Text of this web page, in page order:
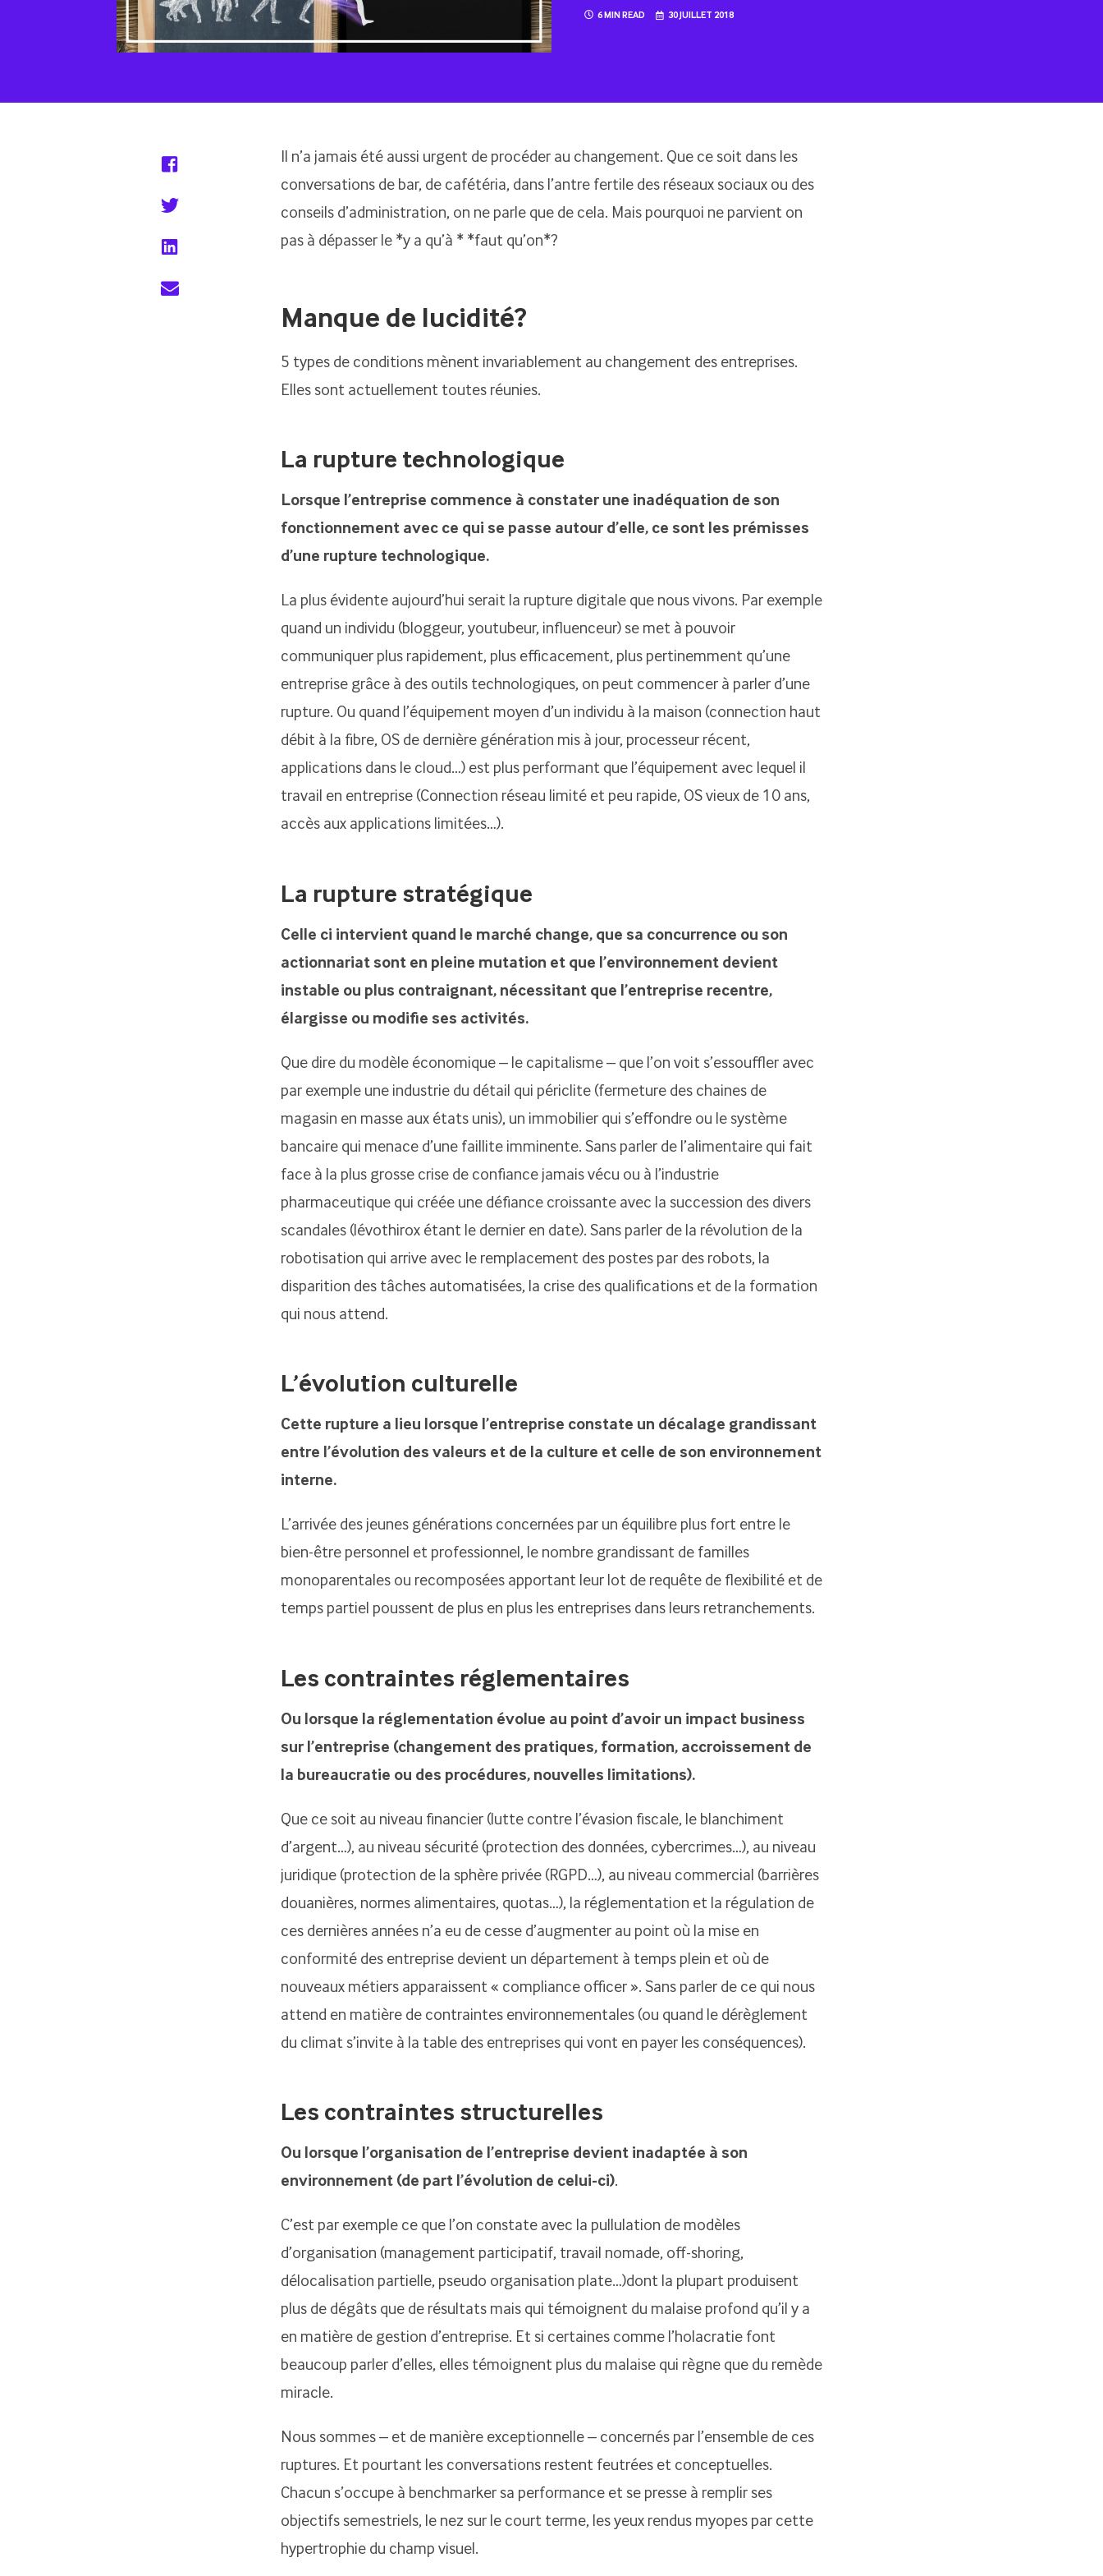
6 MIN READ 30 JUILLET 2018
Il n’a jamais été aussi urgent de procéder au changement. Que ce soit dans les
conversations de bar, de cafétéria, dans l’antre fertile des réseaux sociaux ou des
conseils d’administration, on ne parle que de cela. Mais pourquoi ne parvient on
pas à dépasser le *y a qu’à * *faut qu’on*?
Manque de lucidité?
5 types de conditions mènent invariablement au changement des entreprises.
Elles sont actuellement toutes réunies.
La rupture technologique
Lorsque l’entreprise commence à constater une inadéquation de son
fonctionnement avec ce qui se passe autour d’elle, ce sont les prémisses
d’une rupture technologique.
La plus évidente aujourd’hui serait la rupture digitale que nous vivons. Par exemple
quand un individu (bloggeur, youtubeur, influenceur) se met à pouvoir
communiquer plus rapidement, plus efficacement, plus pertinemment qu’une
entreprise grâce à des outils technologiques, on peut commencer à parler d’une
rupture. Ou quand l’équipement moyen d’un individu à la maison (connection haut
débit à la fibre, OS de dernière génération mis à jour, processeur récent,
applications dans le cloud…) est plus performant que l’équipement avec lequel il
travail en entreprise (Connection réseau limité et peu rapide, OS vieux de 10 ans,
accès aux applications limitées…).
La rupture stratégique
Celle ci intervient quand le marché change, que sa concurrence ou son
actionnariat sont en pleine mutation et que l’environnement devient
instable ou plus contraignant, nécessitant que l’entreprise recentre,
élargisse ou modifie ses activités.
Que dire du modèle économique – le capitalisme – que l’on voit s’essouffler avec
par exemple une industrie du détail qui périclite (fermeture des chaines de
magasin en masse aux états unis), un immobilier qui s’effondre ou le système
bancaire qui menace d’une faillite imminente. Sans parler de l’alimentaire qui fait
face à la plus grosse crise de confiance jamais vécu ou à l’industrie
pharmaceutique qui créée une défiance croissante avec la succession des divers
scandales (lévothirox étant le dernier en date). Sans parler de la révolution de la
robotisation qui arrive avec le remplacement des postes par des robots, la
disparition des tâches automatisées, la crise des qualifications et de la formation
qui nous attend.
L’évolution culturelle
Cette rupture a lieu lorsque l’entreprise constate un décalage grandissant
entre l’évolution des valeurs et de la culture et celle de son environnement
interne.
L’arrivée des jeunes générations concernées par un équilibre plus fort entre le
bien-être personnel et professionnel, le nombre grandissant de familles
monoparentales ou recomposées apportant leur lot de requête de flexibilité et de
temps partiel poussent de plus en plus les entreprises dans leurs retranchements.
Les contraintes réglementaires
Ou lorsque la réglementation évolue au point d’avoir un impact business
sur l’entreprise (changement des pratiques, formation, accroissement de
la bureaucratie ou des procédures, nouvelles limitations).
Que ce soit au niveau financier (lutte contre l’évasion fiscale, le blanchiment
d’argent…), au niveau sécurité (protection des données, cybercrimes…), au niveau
juridique (protection de la sphère privée (RGPD…), au niveau commercial (barrières
douanières, normes alimentaires, quotas…), la réglementation et la régulation de
ces dernières années n’a eu de cesse d’augmenter au point où la mise en
conformité des entreprise devient un département à temps plein et où de
nouveaux métiers apparaissent « compliance officer ». Sans parler de ce qui nous
attend en matière de contraintes environnementales (ou quand le dérèglement
du climat s’invite à la table des entreprises qui vont en payer les conséquences).
Les contraintes structurelles
Ou lorsque l’organisation de l’entreprise devient inadaptée à son
environnement (de part l’évolution de celui-ci).
C’est par exemple ce que l’on constate avec la pullulation de modèles
d’organisation (management participatif, travail nomade, off-shoring,
délocalisation partielle, pseudo organisation plate…)dont la plupart produisent
plus de dégâts que de résultats mais qui témoignent du malaise profond qu’il y a
en matière de gestion d’entreprise. Et si certaines comme l’holacratie font
beaucoup parler d’elles, elles témoignent plus du malaise qui règne que du remède
miracle.
Nous sommes – et de manière exceptionnelle – concernés par l’ensemble de ces
ruptures. Et pourtant les conversations restent feutrées et conceptuelles.
Chacun s’occupe à benchmarker sa performance et se presse à remplir ses
objectifs semestriels, le nez sur le court terme, les yeux rendus myopes par cette
hypertrophie du champ visuel.